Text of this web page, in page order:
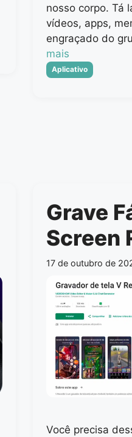
nosso corpo. Tá
vídeos, apps,
engraçado do
mais
Categorias
Aplicativo
Grave
Screen
17 de outubro de
Você precisa